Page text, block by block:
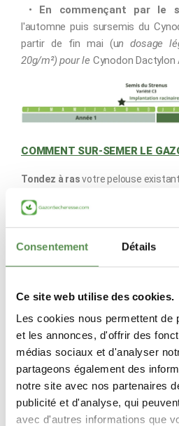
Consentement Détails
Ce site web utilise des cookies.
Les cookies nous permettent de
et les annonces, d'offrir des
médias sociaux et d'analyser
partageons également des
notre site avec nos partenaires
publicité et d'analyse, qui
avec d'autres informations que
• En commençant par le
l'automne puis sursemis du
partir de fin mai (un dosage
20g/m²) pour le Cynodon Dactylon
COMMENT SUR-SEMER LE
Tondez à rasvotre pelouse
pour
le feutre.
Ramassez les déchetsde la
Ratissezpour aérer et bien
Semez uniformément
Recouvrez(entre 2 et 5 mm)
Tassez fortement pour assurer un
Arrosez
régulièrement en
levée.
CARACTÉRISTIQUES DU